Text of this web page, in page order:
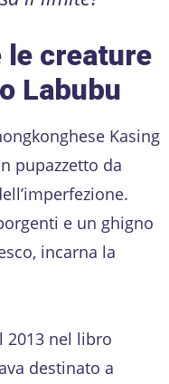
le creature
Labubu
Kasing
pupazzetto da
e un ghigno
incarna la
2013 nel libro
destinato a